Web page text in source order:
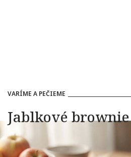
VARÍME A PEČIEME